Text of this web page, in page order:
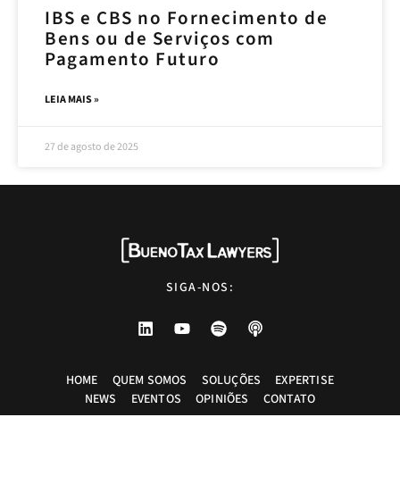
IBS e CBS no Fornecimento de
Bens ou de Serviços com
Pagamento Futuro
LEIA MAIS »
27 de agosto de 2025
SIGA-NOS:
HOME QUEM SOMOS SOLUÇÕES
EXPERTISE
NEWS
EVENTOS OPINIÕES CONTATO